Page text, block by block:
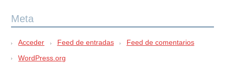
Meta
Acceder Feed de entradas
Feed de comentarios
WordPress.org